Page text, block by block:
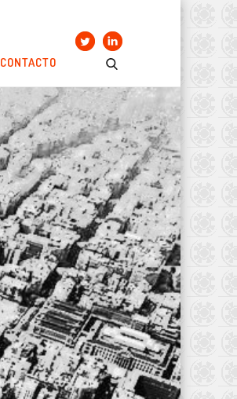
CONTACTO